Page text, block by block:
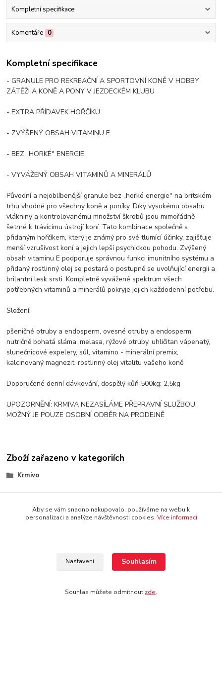
Kompletní specifikace
Komentáře 0
Kompletní specifikace
- GRANULE PRO REKREAČNÍ A SPORTOVNÍ KONĚ V HOBBY
ZÁTĚŽI A KONĚ A PONY V JEZDECKÉM KLUBU
- EXTRA PŘÍDAVEK HOŘČÍKU
- ZVÝŠENÝ OBSAH VITAMINU E
- BEZ „HORKÉ" ENERGIE
- VYVÁŽENÝ OBSAH VITAMINŮ A MINERÁLŮ
Původní a nejoblíbenější granule bez „horké energie" na britském
trhu vhodné pro všechny koně a poníky. Díky vysokému obsahu
vlákniny a kontrolovanému množství škrobů jsou mimořádně
šetrné k trávícímu ústrojí koní. Tato kombinace společně s
přidaným hořčíkem, který je známý pro své tlumící účinky, zajišťuje
menší vzrušivost koní a jejich lepší psychickou pohodu. Zvýšený
obsah vitaminu E podporuje správnou funkci imunitního systému a
přidaný rostlinný olej se postará o postupně se uvolňující energii a
brilantní lesk srsti. Kompletně vyvážené spektrum všech
potřebných vitaminů a minerálů pokryje jejich každodenní potřebu.
Složení:
pšeničné otruby a endosperm, ovesné otruby a endosperm,
nutričně bohatá sláma, melasa, rýžové otruby, uhličitan vápenatý,
slunečnicové expelery, sůl, vitamino - minerální premix,
kalcinovaný magnezit, rostlinný olej vitalitu vašeho koně
Doporučené denní dávkování, dospělý kůň 500kg: 2,5kg
UPOZORNĚNÍ: KRMIVA NEZASÍLÁME PŘEPRAVNÍ SLUŽBOU,
MOŽNÝ JE POUZE OSOBNÍ ODBĚR NA PRODEJNĚ
Zboží zařazeno v kategoriích
Krmivo
Aby se vám snadno nakupovalo, používáme na webu k
personalizaci a analýze návštěvnosti cookies. Více informací
Nastavení Souhlasím
Souhlas můžete odmítnout zde.